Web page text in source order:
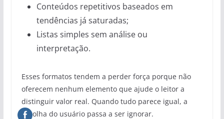
Conteúdos repetitivos baseados em
tendências já saturadas;
Listas simples sem análise ou
interpretação.
Esses formatos tendem a perder força porque não
oferecem nenhum elemento que ajude o leitor a
distinguir valor real. Quando tudo parece igual, a
escolha do usuário passa a ser ignorar.